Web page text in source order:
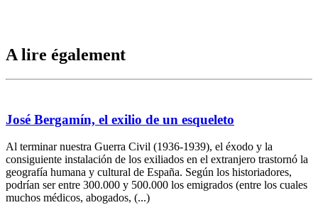
A lire également
José Bergamín, el exilio de un esqueleto
Al terminar nuestra Guerra Civil (1936-1939), el éxodo y la
consiguiente instalación de los exiliados en el extranjero trastornó la
geografía humana y cultural de España. Según los historiadores,
podrían ser entre 300.000 y 500.000 los emigrados (entre los cuales
muchos médicos, abogados, (...)